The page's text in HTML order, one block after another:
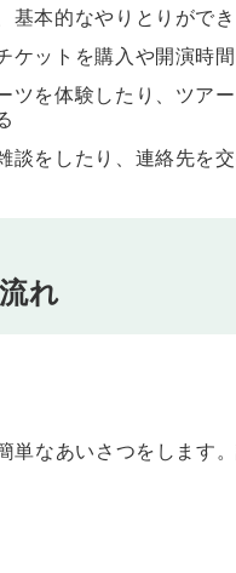
。
したり、ツアーに参加したりす
習しましょう。
ちょっとした話をしたり、帰国
基本的なやりとりがで
ケットを購入や開演時
ツを体験したり、ツア
談をしたり、連絡先を
れ
単なあいさつをします